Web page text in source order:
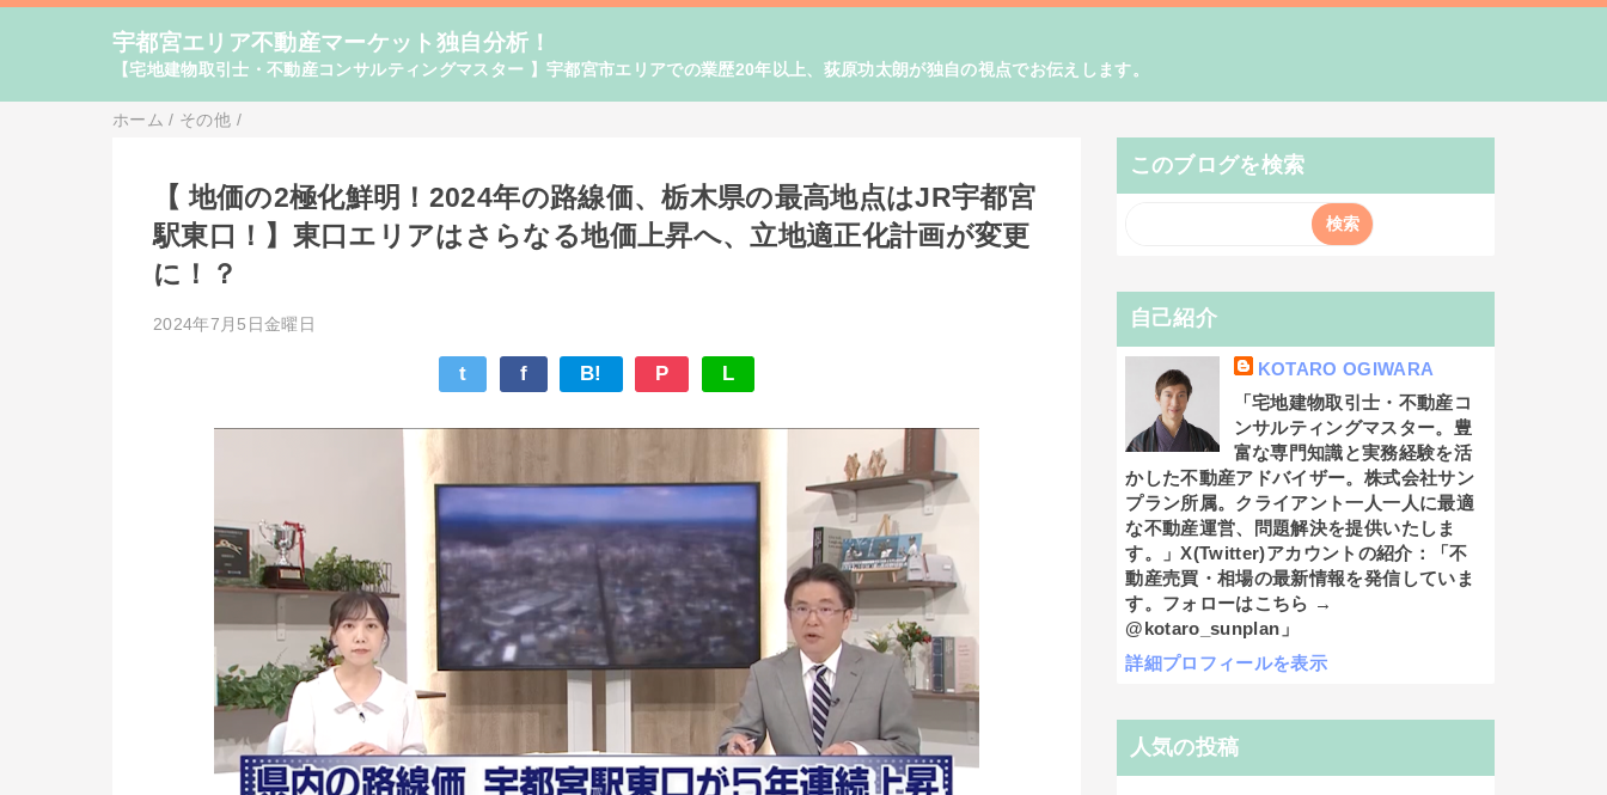
宇都宮エリア不動産マーケット独自分析！
【宅地建物取引士・不動産コンサルティングマスター 】宇都宮市エリアでの業歴20年以上、荻原功太朗が独自の視点でお伝えします。
ホーム / その他 /
【 地価の2極化鮮明！2024年の路線価、栃木県の最高地点はJR宇都宮
駅東口！】東口エリアはさらなる地価上昇へ、立地適正化計画が変更
に！？
2024年7月5日金曜日
t f B! P L
このブログを検索
自己紹介
KOTARO OGIWARA
「宅地建物取引士・不動産コ
ンサルティングマスター。豊
富な専門知識と実務経験を活
かした不動産アドバイザー。株式会社サン
プラン所属。クライアント一人一人に最適
な不動産運営、問題解決を提供いたしま
す。」X(Twitter)アカウントの紹介：「不
動産売買・相場の最新情報を発信していま
す。フォローはこちら →
@kotaro_sunplan」
詳細プロフィールを表示
人気の投稿